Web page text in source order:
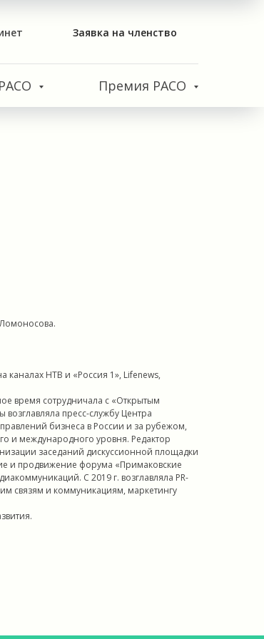
Заявка на членство
Премия РАСО
НТВ и «Россия 1», Lifenews,
время сотрудничала с «Открытым
возглавляла пресс-службу Центра
бизнеса в России и за рубежом,
и международного уровня. Редактор
заседаний дискуссионной площадки
и продвижение форума «Примаковские
С 2019 г. возглавляла PR-
связям и коммуникациям, маркетингу